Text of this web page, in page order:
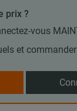
prix ?
vous
et